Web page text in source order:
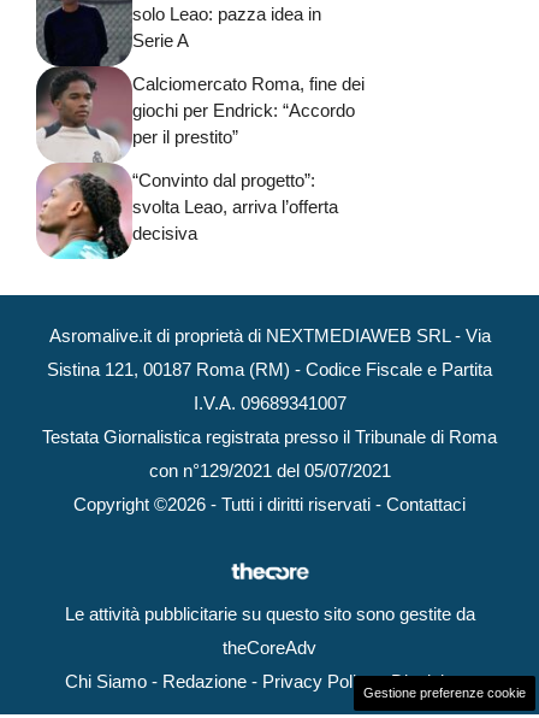
solo Leao: pazza idea in
Serie A
Calciomercato Roma, fine dei
giochi per Endrick: “Accordo
per il prestito”
“Convinto dal progetto”:
svolta Leao, arriva l’offerta
decisiva
Asromalive.it di proprietà di NEXTMEDIAWEB SRL - Via
Sistina 121, 00187 Roma (RM) - Codice Fiscale e Partita
I.V.A. 09689341007
Testata Giornalistica registrata presso il Tribunale di Roma
con n°129/2021 del 05/07/2021
Copyright ©2026 - Tutti i diritti riservati - Contattaci
Le attività pubblicitarie su questo sito sono gestite da
theCoreAdv
Chi Siamo- Redazione- Privacy Policy-Disclaimer
Gestione preferenze cookie